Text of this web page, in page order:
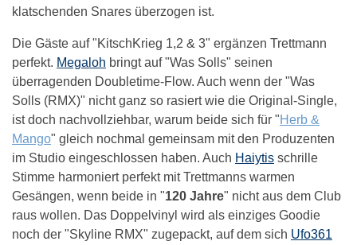
klatschenden Snares überzogen ist.
Die Gäste auf "KitschKrieg 1,2 & 3" ergänzen Trettmann
perfekt. Megaloh bringt auf "Was Solls" seinen
überragenden Doubletime-Flow. Auch wenn der "Was
Solls (RMX)" nicht ganz so rasiert wie die Original-Single,
ist doch nachvollziehbar, warum beide sich für "Herb &
Mango" gleich nochmal gemeinsam mit den Produzenten
im Studio eingeschlossen haben. Auch Haiytis schrille
Stimme harmoniert perfekt mit Trettmanns warmen
Gesängen, wenn beide in "120 Jahre" nicht aus dem Club
raus wollen. Das Doppelvinyl wird als einziges Goodie
noch der "Skyline RMX" zugepackt, auf dem sich Ufo361